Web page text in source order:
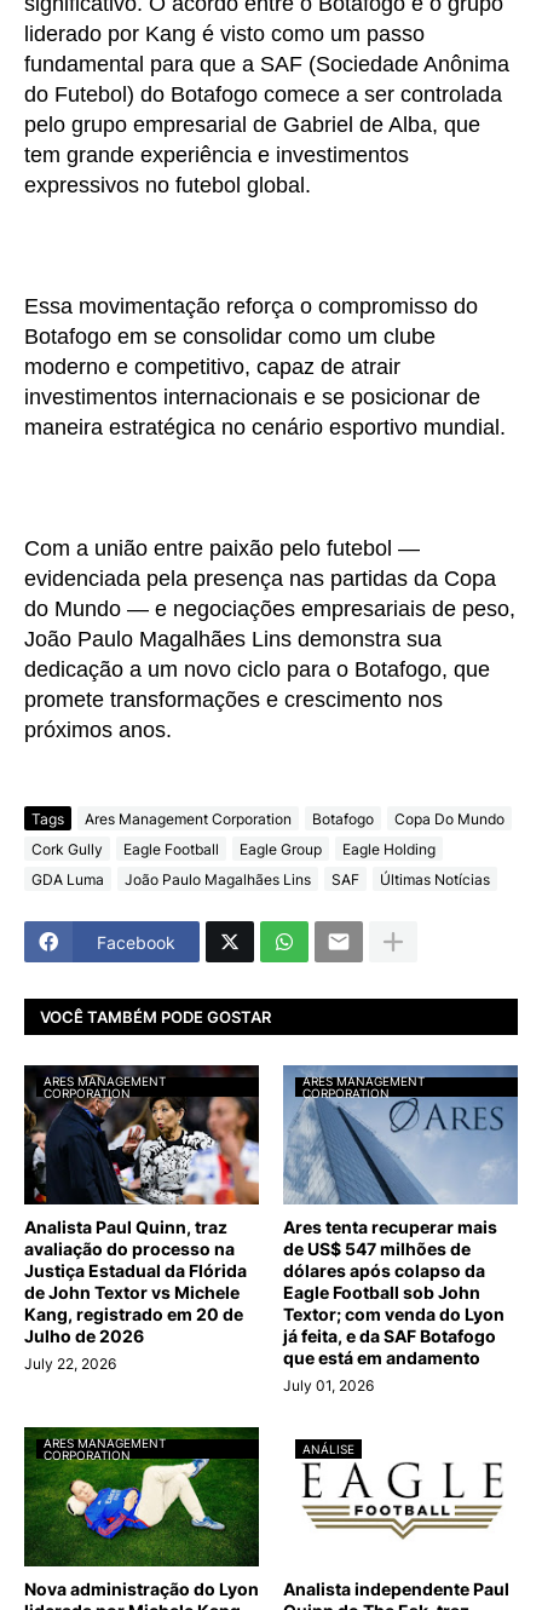
liderado por Kang é visto como um passo
fundamental para que a SAF (Sociedade Anônima
do Futebol) do Botafogo comece a ser controlada
pelo grupo empresarial de Gabriel de Alba, que
tem grande experiência e investimentos
expressivos no futebol global.
Essa movimentação reforça o compromisso do
Botafogo em se consolidar como um clube
moderno e competitivo, capaz de atrair
investimentos internacionais e se posicionar de
maneira estratégica no cenário esportivo mundial.
Com a união entre paixão pelo futebol —
evidenciada pela presença nas partidas da Copa
do Mundo — e negociações empresariais de peso,
João Paulo Magalhães Lins demonstra sua
dedicação a um novo ciclo para o Botafogo, que
promete transformações e crescimento nos
próximos anos.
Tags Ares Management Corporation Botafogo
Copa Do Mundo
Cork Gully
Eagle Football Eagle Group
Eagle Holding
GDA Luma
João Paulo Magalhães Lins SAF Últimas Notícias
Facebook
VOCÊ TAMBÉM PODE GOSTAR
ARES MANAGEMENT
CORPORATION
Analista Paul Quinn, traz
avaliação do processo na
Justiça Estadual da Flórida
de John Textor vs Michele
Kang, registrado em 20 de
Julho de 2026
July 22, 2026
ARES MANAGEMENT
CORPORATION
Ares tenta recuperar mais
de US$ 547 milhões de
dólares após colapso da
Eagle Football sob John
Textor; com venda do Lyon
já feita, e da SAF Botafogo
que está em andamento
July 01, 2026
ARES MANAGEMENT
CORPORATION
Nova administração do Lyon
ANÁLISE
Analista independente Paul